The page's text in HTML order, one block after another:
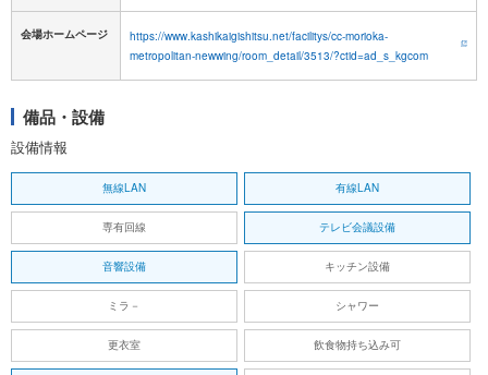
会場ホームページ
https://www.kashikaigishitsu.net/facilitys/cc-morioka-
metropolitan-newwing/room_detail/3513/?ctid=ad_s_kgcom
備品・設備
設備情報
無線LAN 有線LAN
専有回線 テレビ会議設備
音響設備 キッチン設備
ミラ－ シャワー
更衣室 飲食物持ち込み可